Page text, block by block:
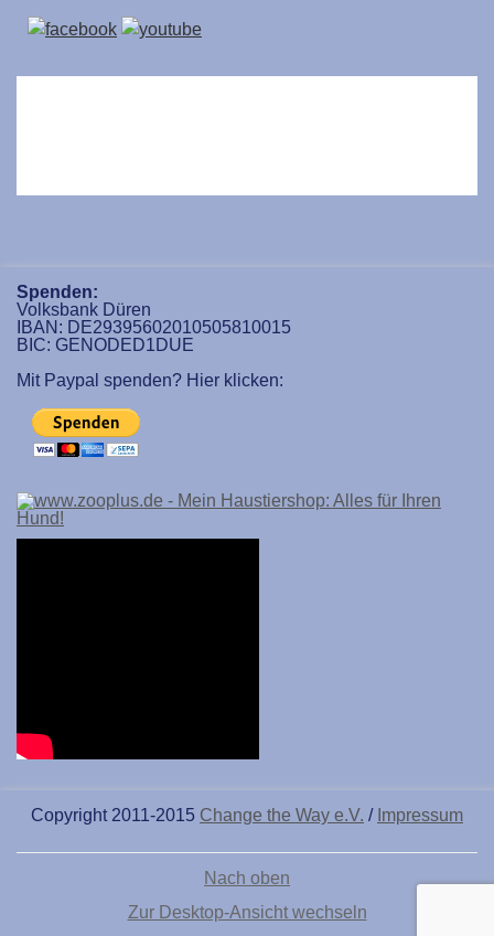
Spenden:
Volksbank Düren
IBAN: DE29395602010505810015
BIC: GENODED1DUE
Mit Paypal spenden? Hier klicken:
Copyright 2011-2015 Change the Way e.V. / Impressum
Nach oben
Zur Desktop-Ansicht wechseln